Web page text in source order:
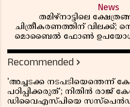
News
തമിഴ്‌നാട്ടിലെ
ചിത്രീകരണത്തിന് വിലക്ക്;
മൊബൈൽ ഫോൺ
Recommended
'അച്ചടക്ക നടപടിയെന്തെന്ന്
പഠിപ്പിക്കരുത്'; നിതിൻ രാജ്
ഡിവൈഎസ്പിയെ സസ്പെൻഡ്